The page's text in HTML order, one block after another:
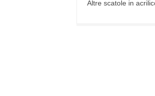
Altre scatole in